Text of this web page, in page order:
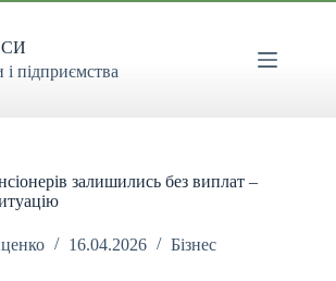
підприємства
залишились без виплат –
16.04.2026 Бізнес